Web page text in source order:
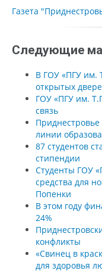
Газета
Следующие
В ГОУ «ПГУ им.
открытых
ГОУ «ПГУ им.
связь
линии
87 студентов
стипендии
Студенты ГОУ
средства для
Попенки
В этом году
24%
конфликты
«Свинец в
для здоровья